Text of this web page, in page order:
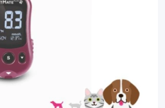
Nr. 115571